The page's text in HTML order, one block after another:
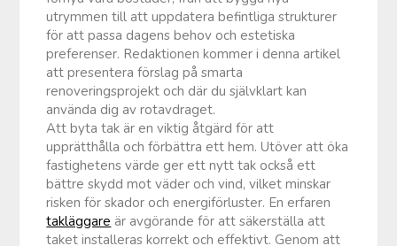
utrymmen till att uppdatera befintliga strukturer
för att passa dagens behov och estetiska
preferenser. Redaktionen kommer i denna artikel
att presentera förslag på smarta
renoveringsprojekt och där du självklart kan
använda dig av rotavdraget.
Att byta tak är en viktig åtgärd för att
upprätthålla och förbättra ett hem. Utöver att öka
fastighetens värde ger ett nytt tak också ett
bättre skydd mot väder och vind, vilket minskar
risken för skador och energiförluster. En erfaren
takläggare är avgörande för att säkerställa att
taket installeras korrekt och effektivt. Genom att